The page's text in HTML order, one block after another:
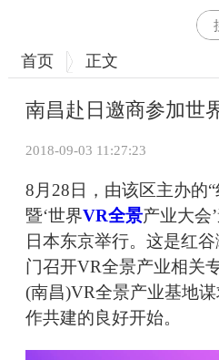
首页 正文
南昌赴日邀商参加世
2018-09-03 11:27:23
8月28日，由该区主办的
暨‘世界VR全景产业大会
日本东京举行。这是红
门召开VR全景产业相关
(南昌)VR全景产业基地
作共建的良好开始。